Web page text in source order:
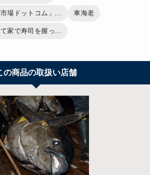
場ドットコム」... 車海老
家で寿司を握っ...
の商品の取扱い店舗